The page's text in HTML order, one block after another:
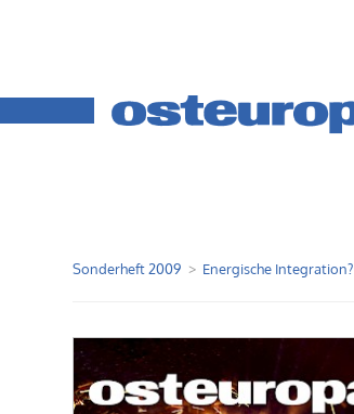
Sonderheft 2009 Energische Integration?